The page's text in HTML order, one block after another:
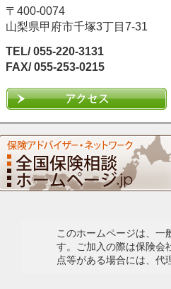
〒400-0074
山梨県甲府市千塚3丁目7-31
TEL/ 055-220-3131
FAX/ 055-253-0215
このホームページは、一
す。ご加入の際は保険会
点等がある場合には、代